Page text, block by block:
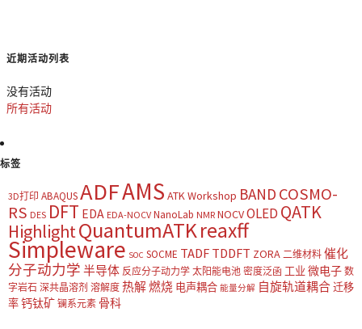
近期活动列表
没有活动
所有活动
标签
3D打印 ABAQUSADFAMS ATK Workshop BAND COSMO-
RS DES DFT EDA EDA-NOCV NanoLab NMR NOCVOLED QATK
HighlightQuantumATKreaxff
Simpleware SOC SOCME TADF TDDFT ZORA 二维材料 催化
分子动力学 半导体 反应分子动力学 太阳能电池 密度泛函 工业 微电子 数
字岩石 深共晶溶剂 溶解度 热解燃烧 电声耦合 能量分解 自旋轨道耦合迁移
率钙钛矿 镧系元素 骨科